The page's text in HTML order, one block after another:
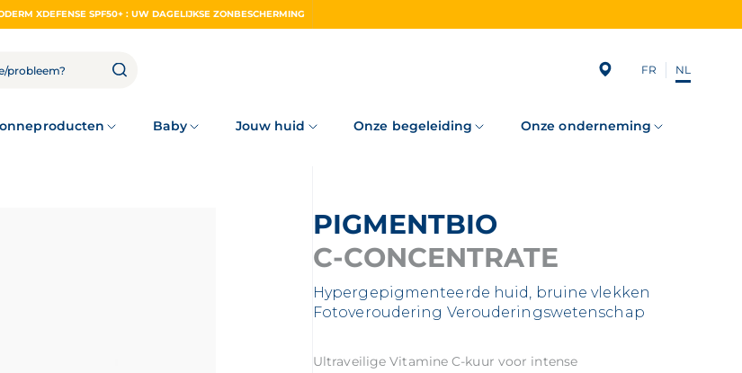
XDEFENSE SPF50+ : UW DAGELIJKSE ZONBESCHERMING
Subscribing
FR NL
Baby Jouw huid Onze begeleiding Onze onderneming
PIGMENTBIO
C-CONCENTRATE
Hypergepigmenteerde huid, bruine vlekken
Fotoveroudering Verouderingswetenschap
Ultraveilige Vitamine C-kuur voor intense